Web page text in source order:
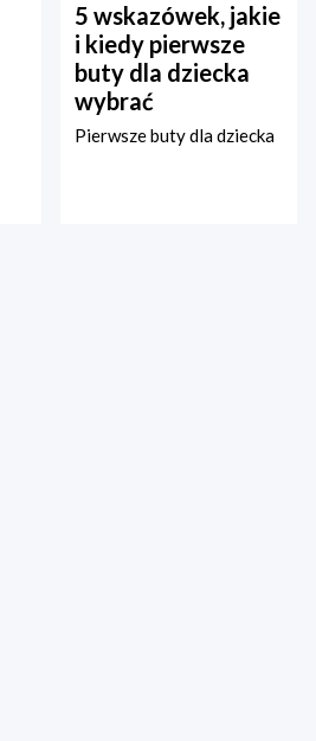
5 wskazówek, jakie
i kiedy pierwsze
buty dla dziecka
wybrać
Pierwsze buty dla dziecka